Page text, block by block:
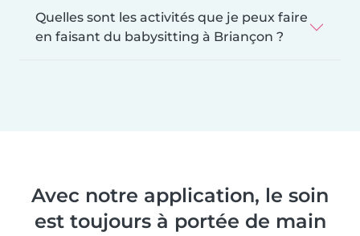
Quelles sont les activités que je peux faire
en faisant du babysitting à Briançon ?
Avec notre application, le soin
est toujours à portée de main